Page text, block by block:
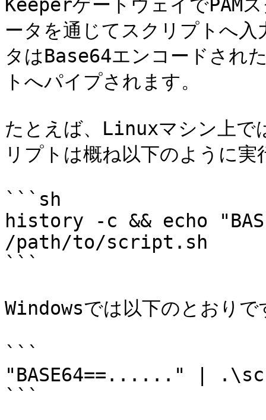
KeeperゲートウェイでPAM
ータを通じてスクリプトへ
タはBase64エンコードされ
トへパイプされます。
たとえば、Linuxマシン上で
リプトは概ね以下のように実
```sh
history -c && echo
/path/to/script.sh
```
Windowsでは以下のとおりで
```
"BASE64==......" |
```